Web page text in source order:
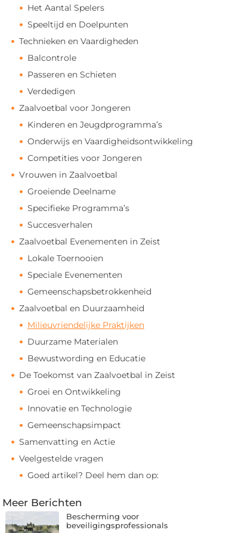
Het Aantal Spelers
Speeltijd en Doelpunten
Technieken en Vaardigheden
Balcontrole
Passeren en Schieten
Verdedigen
Zaalvoetbal voor Jongeren
Kinderen en Jeugdprogramma’s
Onderwijs en Vaardigheidsontwikkeling
Competities voor Jongeren
Vrouwen in Zaalvoetbal
Groeiende Deelname
Specifieke Programma’s
Succesverhalen
Zaalvoetbal Evenementen in Zeist
Lokale Toernooien
Speciale Evenementen
Gemeenschapsbetrokkenheid
Zaalvoetbal en Duurzaamheid
Milieuvriendelijke Praktijken
Duurzame Materialen
Bewustwording en Educatie
De Toekomst van Zaalvoetbal in Zeist
Groei en Ontwikkeling
Innovatie en Technologie
Gemeenschapsimpact
Samenvatting en Actie
Veelgestelde vragen
Goed artikel? Deel hem dan op:
Meer Berichten
Bescherming voor
beveiligingsprofessionals